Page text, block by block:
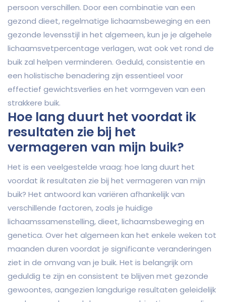
persoon verschillen. Door een combinatie van een
gezond dieet, regelmatige lichaamsbeweging en een
gezonde levensstijl in het algemeen, kun je je algehele
lichaamsvetpercentage verlagen, wat ook vet rond de
buik zal helpen verminderen. Geduld, consistentie en
een holistische benadering zijn essentieel voor
effectief gewichtsverlies en het vormgeven van een
strakkere buik.
Hoe lang duurt het voordat ik
resultaten zie bij het
vermageren van mijn buik?
Het is een veelgestelde vraag: hoe lang duurt het
voordat ik resultaten zie bij het vermageren van mijn
buik? Het antwoord kan variëren afhankelijk van
verschillende factoren, zoals je huidige
lichaamssamenstelling, dieet, lichaamsbeweging en
genetica. Over het algemeen kan het enkele weken tot
maanden duren voordat je significante veranderingen
ziet in de omvang van je buik. Het is belangrijk om
geduldig te zijn en consistent te blijven met gezonde
gewoontes, aangezien langdurige resultaten geleidelijk